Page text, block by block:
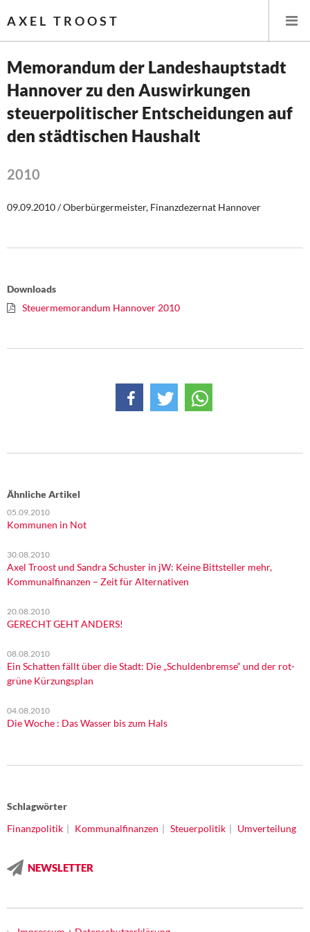
AXEL TROOST
Startseite
Themen
Eurokrise und Griechenland
Weitere Themen
Rosa-Luxemburg-Stiftung
Über mich
Kontakt
Memorandum der Landeshauptstadt
Hannover zu den Auswirkungen
steuerpolitischer Entscheidungen auf
den städtischen Haushalt
2010
09.09.2010 / Oberbürgermeister, Finanzdezernat Hannover
Downloads
Steuermemorandum Hannover 2010
Ähnliche Artikel
05.09.2010
Kommunen in Not
30.08.2010
Axel Troost und Sandra Schuster in jW: Keine Bittsteller mehr,
Kommunalfinanzen – Zeit für Alternativen
20.08.2010
GERECHT GEHT ANDERS!
08.08.2010
Ein Schatten fällt über die Stadt: Die „Schuldenbremse“ und der rot-
grüne Kürzungsplan
04.08.2010
Die Woche : Das Wasser bis zum Hals
Schlagwörter
Finanzpolitik
Kommunalfinanzen Steuerpolitik Umverteilung
NEWSLETTER